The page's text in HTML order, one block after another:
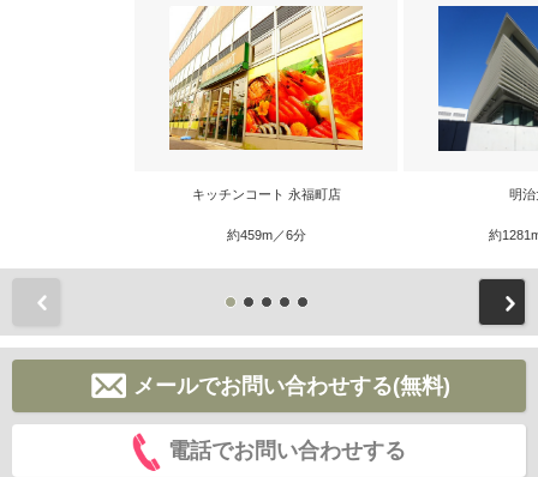
キッチンコート 永福町店
約459m／6分
明治
約
メールでお問い合わせする(無料)
電話でお問い合わせする